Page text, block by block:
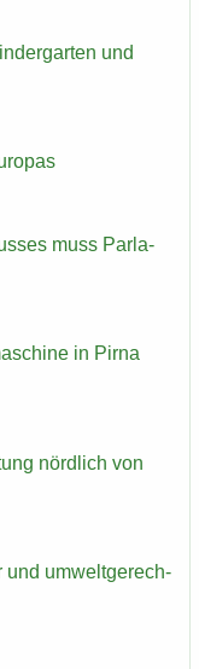
und
muss Par­la­
in Pirna
nörd­lich von
und um­welt­ge­rech­